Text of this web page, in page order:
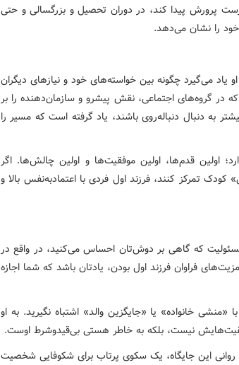
پرورش پیدا کند، در دوران تحصیل و بزرگسالی و حتی
خود را نشان می‌دهد.
یاد می‌گیرد چگونه بین خواسته‌های خود و نیازهای دیگران
در گروه‌های اجتماعی، نقش پیشرو و سازمان‌دهنده را بر
به دنبال دنباله‌روی باشند، یاد گرفته است که مسیر را
اولین قدم‌ها، اولین موفقیت‌ها و اولین چالش‌ها. اگر
کودک تمرکز کنند، فرزند اول فردی با اعتمادبه‌نفس بالا و
که گاهی بر دوش‌تان احساس می‌کنید، در واقع در
فراوان فرزند اول بودن، یادتان باشد که شما اجازه
«منشی خانواده» یا «جایگزین والد» اشتباه نگیرید. به او
نیست، بلکه به خاطر هستی بی‌قیدوشرط اوست.
روانی این جایگاه، یک سکوی پرتاب برای شکوفایی شخصیت